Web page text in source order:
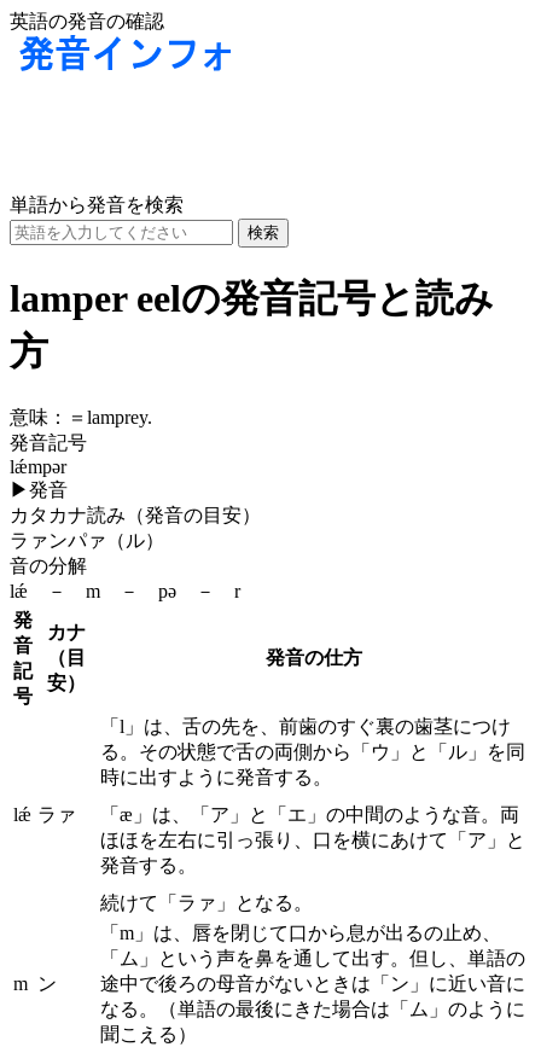
英語の発音の確認
単語から発音を検索
lamper eelの発音記号と読み
方
意味：
＝lamprey.
発音記号
lǽmpər
▶発音
カタカナ読み（発音の目安）
ラァンパァ（ル）
音の分解
lǽ － m － pə － r
発
音
記
号
カナ
（目
安）
発音の仕方
lǽ ラァ
「l」は、舌の先を、前歯のすぐ裏の歯茎につけ
る。その状態で舌の両側から「ウ」と「ル」を同
時に出すように発音する。
「æ」は、「ア」と「エ」の中間のような音。両
ほほを左右に引っ張り、口を横にあけて「ア」と
発音する。
続けて「ラァ」となる。
m ン
「m」は、唇を閉じて口から息が出るの止め、
「ム」という声を鼻を通して出す。但し、単語の
途中で後ろの母音がないときは「ン」に近い音に
なる。（単語の最後にきた場合は「ム」のように
聞こえる）